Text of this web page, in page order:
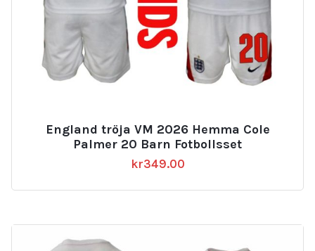
England tröja VM 2026 Hemma Cole
Palmer 20 Barn Fotbollsset
kr349.00